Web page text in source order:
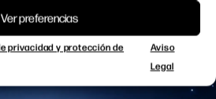
Ver preferencias
privacidad y protección de
Aviso
Legal